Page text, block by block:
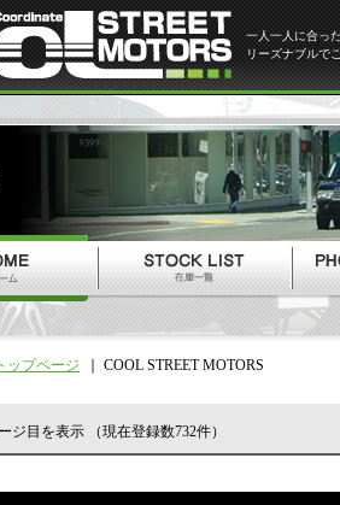
一人一人に合っ
リーズナブルで
ップページ COOL STREET MOTORS
ジ目を表示 （現在登録数732件）